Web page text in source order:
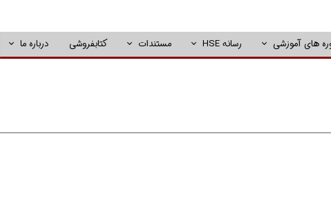
های آموزشی رسانه HSE
پادکست Safety Cast
مستندات کتابفروشی درباره ما